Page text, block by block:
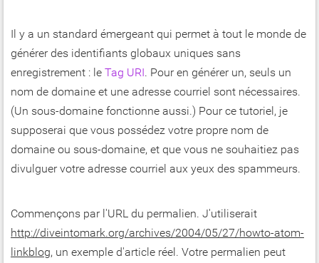
Il y a un standard émergeant qui permet à tout le monde de
générer des identifiants globaux uniques sans
enregistrement : le Tag URI. Pour en générer un, seuls un
nom de domaine et une adresse courriel sont nécessaires.
(Un sous-domaine fonctionne aussi.) Pour ce tutoriel, je
supposerai que vous possédez votre propre nom de
domaine ou sous-domaine, et que vous ne souhaitiez pas
divulguer votre adresse courriel aux yeux des spammeurs.
Commençons par l'URL du permalien. J'utiliserait
http://diveintomark.org/archives/2004/05/27/howto-atom-
linkblog, un exemple d'article réel. Votre permalien peut